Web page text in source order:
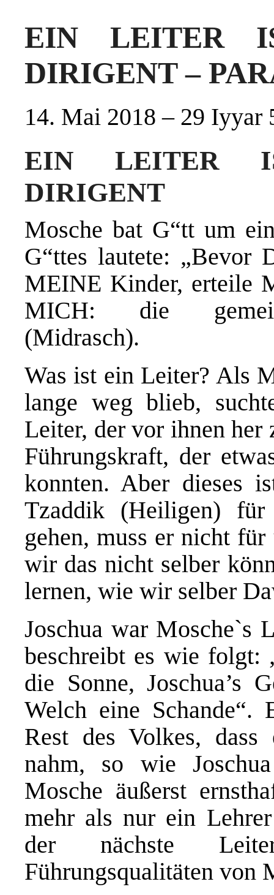
EIN LEITER
DIRIGENT –
14. Mai 2018 – 29 Iyyar
EIN LEITER
DIRIGENT
Mosche bat G“tt um
G“ttes lautete: „Bevor
MEINE Kinder, erteile
MICH: die
(Midrasch).
Was ist ein Leiter? Als
lange weg blieb,
Leiter, der vor ihnen her
Führungskraft, der
konnten. Aber dieses
Tzaddik (Heiligen) für
gehen, muss er nicht
wir das nicht selber
lernen, wie wir selber
Joschua war Mosche`s
beschreibt es wie folgt:
die Sonne, Joschua’s
Welch eine Schande“.
Rest des Volkes,
nahm, so wie
Mosche äußerst
mehr als nur ein
der nächste
Führungsqualitäten von